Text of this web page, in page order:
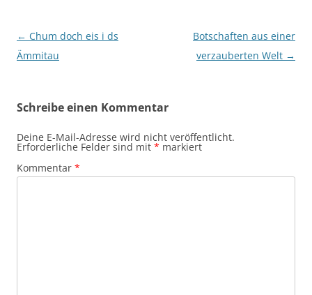
Beitragsnavigation
← Chum doch eis i ds
Ämmitau
Botschaften aus einer
verzauberten Welt →
Schreibe einen Kommentar
Deine E-Mail-Adresse wird nicht veröffentlicht.
Erforderliche Felder sind mit * markiert
Kommentar *